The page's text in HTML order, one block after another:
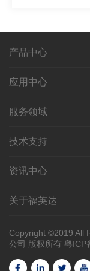
产品中心
应用中心
服务领域
技术支持
资讯中心
关于福英达
Copyright ©2019 All
公司 版权所有 粤ICP